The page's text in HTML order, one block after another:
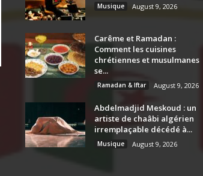
Musique August 9, 2026
Carême et Ramadan :
Comment les cuisines
chrétiennes et musulmanes
se...
Ramadan & Iftar August 9, 2026
Abdelmadjid Meskoud : un
artiste de chaâbi algérien
irremplaçable décédé à...
Musique August 9, 2026